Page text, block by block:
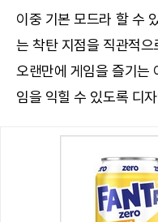
이중 기본 모드라 할 수
는 착탄 지점을 직관적
오랜만에 게임을 즐기는
임을 익힐 수 있도록 디